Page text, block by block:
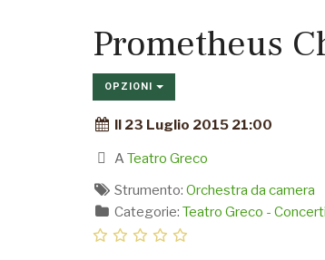
Prometheus
OPZIONI
Il 23 Luglio 2015 21:00
A Teatro Greco
Strumento: Orchestra da camera
Categorie: Teatro Greco -